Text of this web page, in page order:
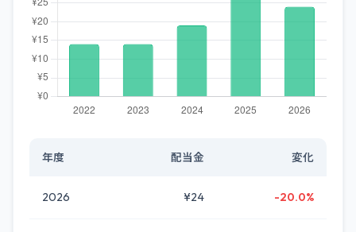
年度 配当金 変化
2026 ¥24 -20.0%